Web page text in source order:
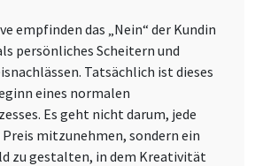
empfinden das „Nein“ der Kundin
persönliches Scheitern und
Tatsächlich ist dieses
eines normalen
Es geht nicht darum, jede
mitzunehmen, sondern ein
zu gestalten, in dem Kreativität